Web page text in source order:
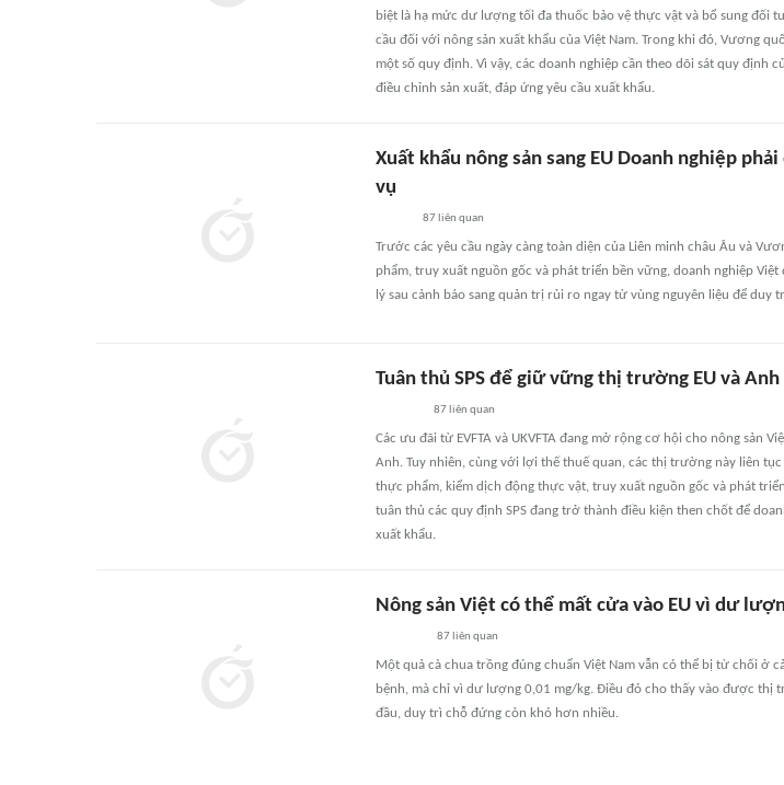
biệt là hạ mức dư lượng tối đa thuốc bảo vệ thực vật và bổ sung đối
cầu đối với nông sản xuất khẩu của Việt Nam. Trong khi đó, Vương
một số quy định. Vì vậy, các doanh nghiệp cần theo dõi sát quy định
điều chỉnh sản xuất, đáp ứng yêu cầu xuất khẩu.
Xuất khẩu nông sản sang EU Doanh nghiệp
vụ
87liên quan
Trước các yêu cầu ngày càng toàn diện của Liên minh châu Âu và
phẩm, truy xuất nguồn gốc và phát triển bền vững, doanh nghiệp
lý sau cảnh báo sang quản trị rủi ro ngay từ vùng nguyên liệu để duy
Tuân thủ SPS để giữ vững thị trường EU và Anh
87 liên quan
Các ưu đãi từ EVFTA và UKVFTA đang mở rộng cơ hội cho nông sản
Anh. Tuy nhiên, cùng với lợi thế thuế quan, các thị trường này liên
thực phẩm, kiểm dịch động thực vật, truy xuất nguồn gốc và phát
tuân thủ các quy định SPS đang trở thành điều kiện then chốt để
xuất khẩu.
Nông sản Việt có thể mất cửa vào EU vì dư
87 liên quan
Một quả cà chua trồng đúng chuẩn Việt Nam vẫn có thể bị từ chối ở
bệnh, mà chỉ vì dư lượng 0,01 mg/kg. Điều đó cho thấy vào được thị
đầu, duy trì chỗ đứng còn khó hơn nhiều.